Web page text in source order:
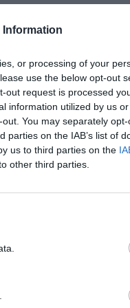
Information
or processing of your
use the below opt-out
out request is processed
information utilized by us
You may separately
on the IAB’s list of
us to third parties on the
other third parties.
Εμβέλειας,
του
από τον Εθνικό
θέσει – σε
στελεχών του.
της PRIMUS
με σκοπό να
από 20